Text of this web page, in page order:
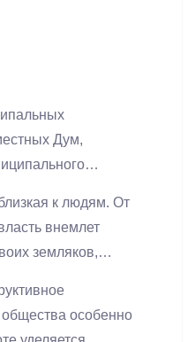
Дум,
с Днём местного
к людям. От
внемлет
земляков,
в
к институтам
общества особенно